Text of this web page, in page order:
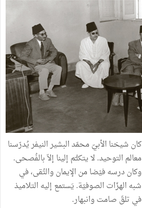
كان شيخنا الأبيّ محمّد البشير النيفر يُدرّسنا
معالم التوحيد. لا يتكلـّم إلينا إلاّ بالفُصحى.
وكان درسه فيْضا من الإيمان والتُقى، في
شبه الهزّات الصوفيّة. يَستمع إليه التلاميذ
في تلقّ صامت وانبهار.